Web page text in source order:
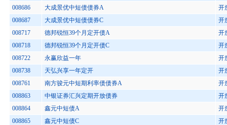
008686
大成景优中短债债券A
开
008687
大成景优中短债债券C
开
008717
德邦锐恒39个月定开债A
开
008718
德邦锐恒39个月定开债C
开
008722
永赢欣益一年
开
008738
天弘兴享一年定开
开
008761
南方骏元中短期利率债债券A
开
008863
中银证券汇兴定期开放债券
开
008864
鑫元中短债A
开
008865
鑫元中短债C
开